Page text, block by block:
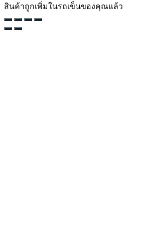
สินค้าถูกเพิ่มในรถเข็นของคุณแล้ว